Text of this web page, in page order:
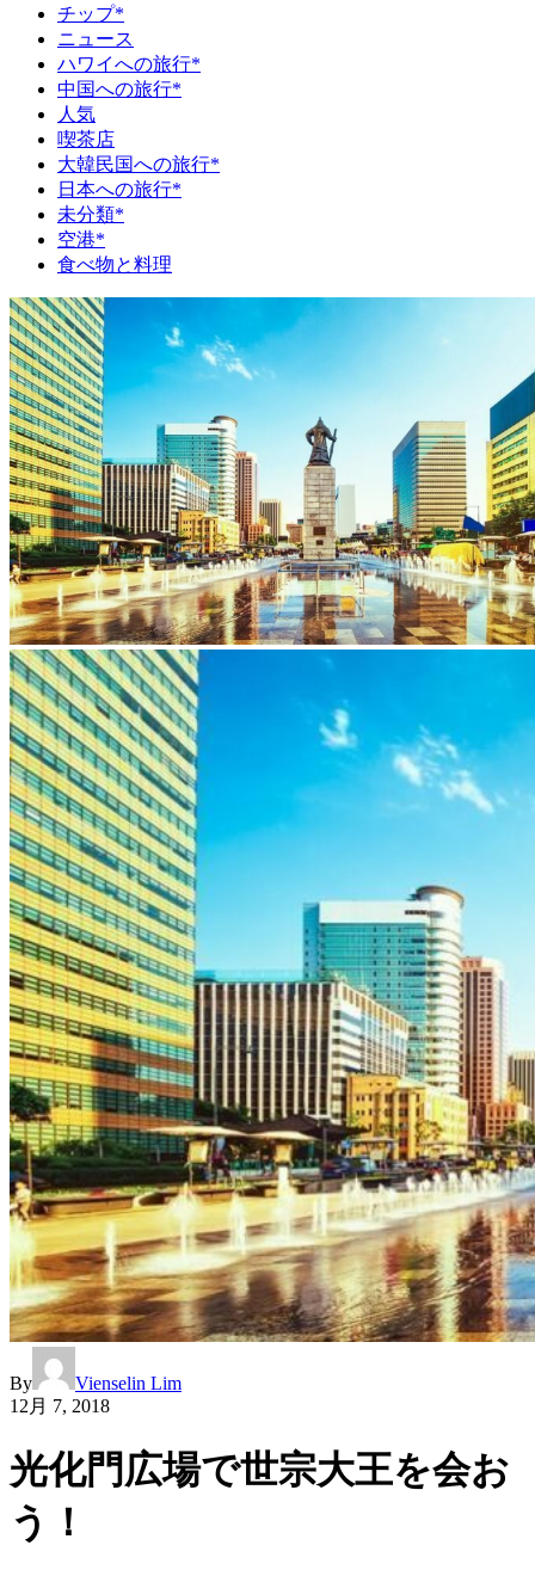
チップ*
ニュース
ハワイへの旅行*
中国への旅行*
人気
喫茶店
大韓民国への旅行*
日本への旅行*
未分類*
空港*
食べ物と料理
By
Vienselin Lim
12月 7, 2018
光化門広場で世宗大王を会お
う！